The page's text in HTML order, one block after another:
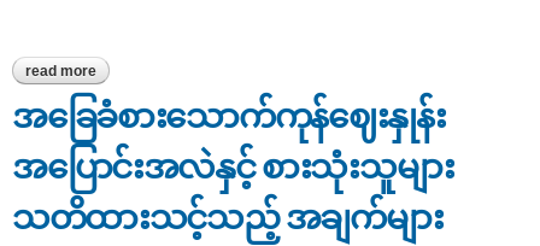
read more about တောင်သာမြို့နယ်၏ပဲတီစိမ်းဈေးနှုန်းအနည်းငယ်မြင့်တက်လာ
ကြောင်း
အခြေခံစားသောက်ကုန်ဈေးနှုန်း
အပြောင်းအလဲနှင့် စားသုံးသူများ
သတိထားသင့်သည့် အချက်များ